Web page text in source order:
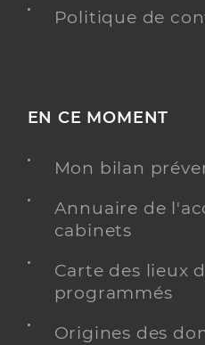
Politique de
EN CE MOMENT
Mon bilan
Annuaire de
cabinets
Carte des lieux
programmés
Origines des